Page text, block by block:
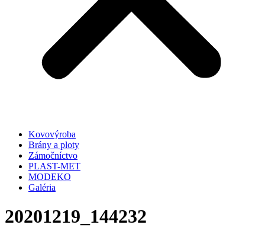
Kovovýroba
Brány a ploty
Zámočníctvo
PLAST-MET
MODEKO
Galéria
20201219_144232